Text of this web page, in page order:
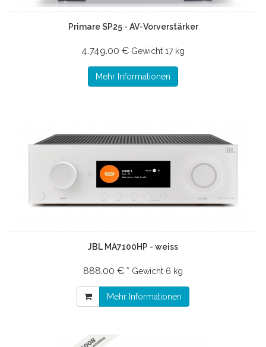
Primare SP25 - AV-Vorverstärker
4.749.00 € Gewicht 17 kg
Mehr Informationen
JBL MA7100HP - weiss
888.00 € * Gewicht 6 kg
Mehr Informationen